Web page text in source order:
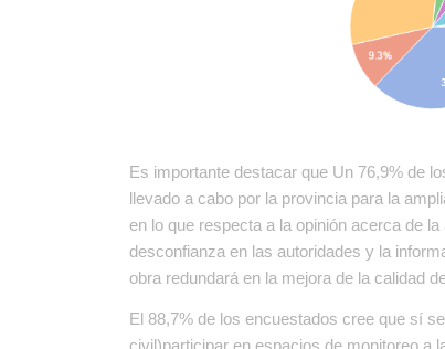
Es importante destacar que Un 76,9% de
llevado a cabo por la provincia para la
en lo que respecta a la opinión acerca de
desconfianza en las autoridades y la
obra redundará en la mejora de la calidad
El 88,7% de los encuestados cree que sí
civil)participar en espacios de monitoreo a